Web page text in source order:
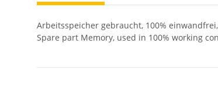
Arbeitsspeicher gebraucht, 100%
Spare part Memory, used in 100% working